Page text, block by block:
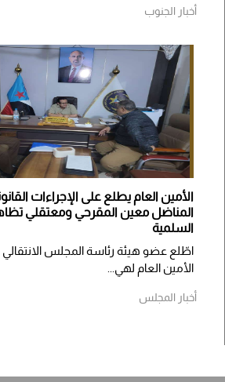
أخبار الجنوب
الأمين العام يطلع على الإجراءات
المناضل معين المقرحي ومعتقلي
السلمية
اطّلع عضو هيئة رئاسة المجلس الانتقالي
الأمين العام لهي...
أخبار المجلس